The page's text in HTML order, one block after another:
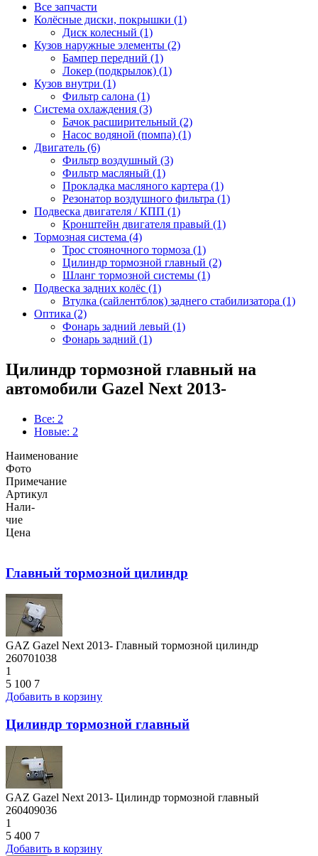
Все запчасти
Колёсные диски, покрышки (1)
Диск колесный (1)
Кузов наружные элементы (2)
Бампер передний (1)
Локер (подкрылок) (1)
Кузов внутри (1)
Фильтр салона (1)
Система охлаждения (3)
Бачок расширительный (2)
Насос водяной (помпа) (1)
Двигатель (6)
Фильтр воздушный (3)
Фильтр масляный (1)
Прокладка масляного картера (1)
Резонатор воздушного фильтра (1)
Подвеска двигателя / КПП (1)
Кронштейн двигателя правый (1)
Тормозная система (4)
Трос стояночного тормоза (1)
Цилиндр тормозной главный (2)
Шланг тормозной системы (1)
Подвеска задних колёс (1)
Втулка (сайлентблок) заднего стабилизатора (1)
Оптика (2)
Фонарь задний левый (1)
Фонарь задний (1)
Цилиндр тормозной главный на
автомобили Gazel Next 2013-
Все: 2
Новые: 2
Наименование
Фото
Примечание
Артикул
Нали-
чие
Цена
Главный тормозной цилиндр
GAZ Gazel Next 2013- Главный тормозной цилиндр
260701038
1
5 100 7
Добавить в корзину
Цилиндр тормозной главный
GAZ Gazel Next 2013- Цилиндр тормозной главный
260409036
1
5 400 7
Добавить в корзину